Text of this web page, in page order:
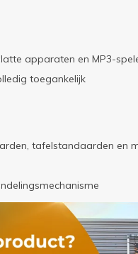
apparaten en MP3-
toegankelijk
tafelstandaarden en